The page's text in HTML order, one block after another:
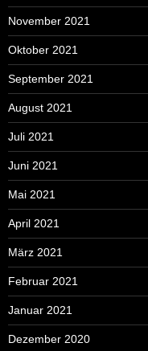
November 2021
Oktober 2021
September 2021
August 2021
Juli 2021
Juni 2021
Mai 2021
April 2021
März 2021
Februar 2021
Januar 2021
Dezember 2020